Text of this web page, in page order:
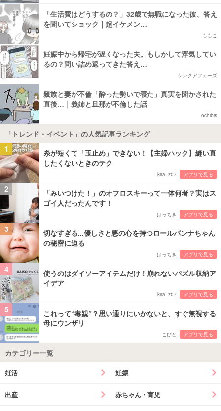
「生活費はどうするの？」32歳で無職になった彼、答え
を聞いてショック｜超イケメン…
ももこ
妊娠中から帰宅が遅くなった夫。もしかして浮気してい
るの？問い詰め返ってきた答え…
シンクアフェーズ
親族と妻が不倫「酔った勢いで寝た」真実を聞かされた
直後…｜義姉と旦那が不倫した話
ochibis
「トレンド・イベント」の人気記事ランキング
1
糸が短くて「玉止め」できない！【主婦ハック】縫い直
したくないときのテク
kira_z07 アプリで見る
2
「みいつけた！」のオフロスキーって一体何者？実はス
ゴイ人だったんです！
はっちき アプリで見る
3
切なすぎる...優しさと悪の心を持つロールパンナちゃん
の秘密に迫る
はっちき アプリで見る
4
使うのはダイソーアイテムだけ！崩れないパズル収納ア
イデア
kira_z07 アプリで見る
5
これって“毒親”？思い通りにいかないと、すぐ無視する
母にウンザリ
こびと アプリで見る
カテゴリー一覧
妊活 妊娠
出産 赤ちゃん・育児